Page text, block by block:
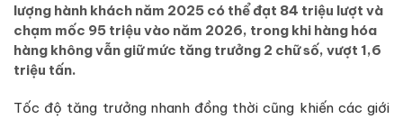
lượng hành khách năm 2025 có thể đạt 84 triệu lượt và
chạm mốc 95 triệu vào năm 2026, trong khi hàng hóa
hàng không vẫn giữ mức tăng trưởng 2 chữ số, vượt 1,6
triệu tấn.
Tốc độ tăng trưởng nhanh đồng thời cũng khiến các giới